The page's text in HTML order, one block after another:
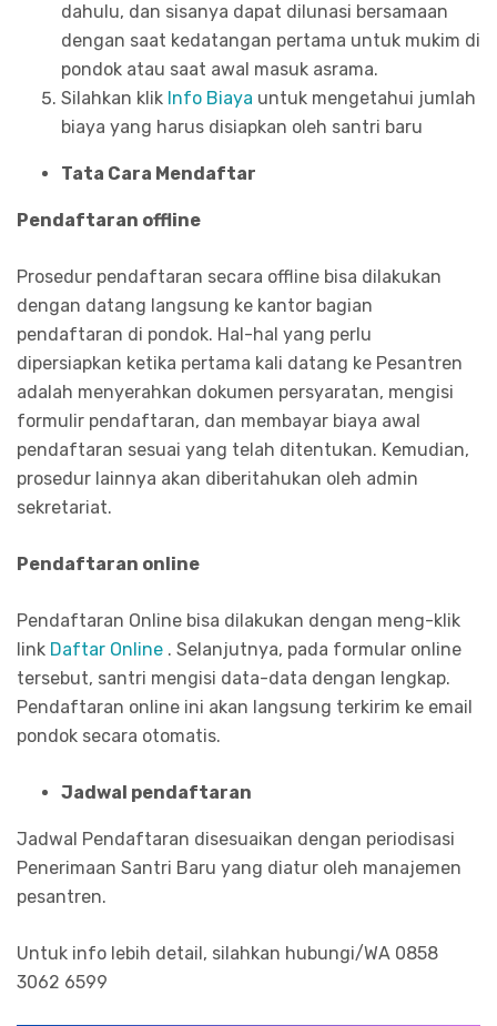
dahulu, dan sisanya dapat dilunasi bersamaan
dengan saat kedatangan pertama untuk mukim di
pondok atau saat awal masuk asrama.
Silahkan klik Info Biaya untuk mengetahui jumlah
biaya yang harus disiapkan oleh santri baru
Tata Cara Mendaftar
Pendaftaran offline
Prosedur pendaftaran secara offline bisa dilakukan
dengan datang langsung ke kantor bagian
pendaftaran di pondok. Hal-hal yang perlu
dipersiapkan ketika pertama kali datang ke Pesantren
adalah menyerahkan dokumen persyaratan, mengisi
formulir pendaftaran, dan membayar biaya awal
pendaftaran sesuai yang telah ditentukan. Kemudian,
prosedur lainnya akan diberitahukan oleh admin
sekretariat.
Pendaftaran online
Pendaftaran Online bisa dilakukan dengan meng-klik
link Daftar Online . Selanjutnya, pada formular online
tersebut, santri mengisi data-data dengan lengkap.
Pendaftaran online ini akan langsung terkirim ke email
pondok secara otomatis.
Jadwal pendaftaran
Jadwal Pendaftaran disesuaikan dengan periodisasi
Penerimaan Santri Baru yang diatur oleh manajemen
pesantren.
Untuk info lebih detail, silahkan hubungi/WA 0858
3062 6599